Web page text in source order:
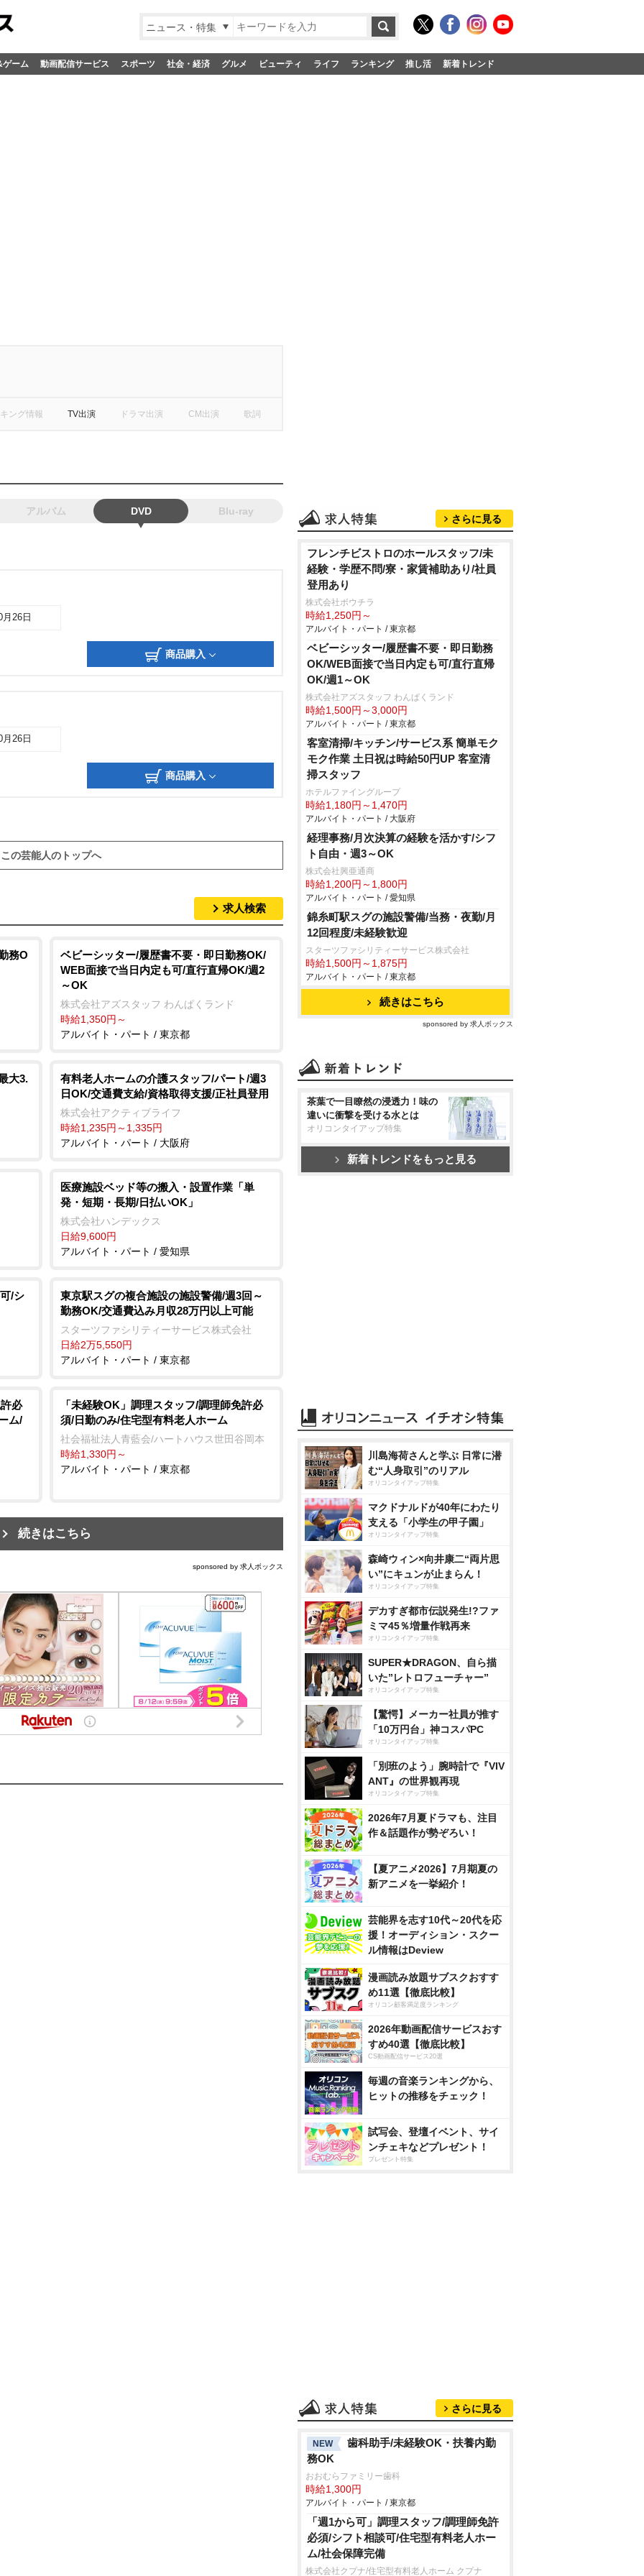
ニュース・特集
ゲーム 動画配信サービス スポーツ 社会・経済 グルメ ビューティ ライフ ランキング 推し活 新着トレンド
ング情報 TV出演 ドラマ出演 CM出演 歌詞
アルバム DVD Blu-ray
26日
商品購入
26日
商品購入
この芸能人のトップへ
求人検索
務O
ベビーシッター/履歴書不要・即日勤務OK/
WEB面接で当日内定も可/直行直帰OK/週2
～OK
株式会社アズスタッフ わんぱくランド
時給1,350円～
アルバイト・パート / 東京都
大3.
有料老人ホームの介護スタッフ/パート/週3
日OK/交通費支給/資格取得支援/正社員登用
株式会社アクティブライフ
時給1,235円～1,335円
アルバイト・パート / 大阪府
医療施設ベッド等の搬入・設置作業「単
発・短期・長期/日払いOK」
株式会社ハンデックス
日給9,600円
アルバイト・パート / 愛知県
/シ
東京駅スグの複合施設の施設警備/週3回～
勤務OK/交通費込み月収28万円以上可能
スターツファシリティーサービス株式会社
日給2万5,550円
アルバイト・パート / 東京都
必
ム/
「未経験OK」調理スタッフ/調理師免許必
須/日勤のみ/住宅型有料老人ホーム
社会福祉法人青藍会/ハートハウス世田谷岡本
時給1,330円～
アルバイト・パート / 東京都
続きはこちら
sponsored by 求人ボックス
さらに見る
フレンチビストロのホールスタッフ/未
経験・学歴不問/寮・家賃補助あり/社員
登用あり
株式会社ボウチラ
時給1,250円～
アルバイト・パート / 東京都
ベビーシッター/履歴書不要・即日勤務
OK/WEB面接で当日内定も可/直行直帰
OK/週1～OK
株式会社アズスタッフ わんぱくランド
時給1,500円～3,000円
アルバイト・パート / 東京都
客室清掃/キッチン/サービス系 簡単モク
モク作業 土日祝は時給50円UP 客室清
掃スタッフ
ホテルファイングループ
時給1,180円～1,470円
アルバイト・パート / 大阪府
経理事務/月次決算の経験を活かす/シフ
ト自由・週3～OK
株式会社興亜通商
時給1,200円～1,800円
アルバイト・パート / 愛知県
錦糸町駅スグの施設警備/当務・夜勤/月
12回程度/未経験歓迎
スターツファシリティーサービス株式会社
時給1,500円～1,875円
アルバイト・パート / 東京都
続きはこちら
sponsored by 求人ボックス
茶葉で一目瞭然の浸透力！味の
違いに衝撃を受ける水とは
オリコンタイアップ特集
新着トレンドをもっと見る
川島海荷さんと学ぶ 日常に潜
む“人身取引”のリアル
オリコンタイアップ特集
マクドナルドが40年にわたり
支える「小学生の甲子園」
オリコンタイアップ特集
森崎ウィン×向井康二“両片思
い”にキュンが止まらん！
オリコンタイアップ特集
デカすぎ都市伝説発生!?ファ
ミマ45％増量作戦再来
オリコンタイアップ特集
SUPER★DRAGON、自ら描
いた”レトロフューチャー”
オリコンタイアップ特集
【驚愕】メーカー社員が推す
「10万円台」神コスパPC
オリコンタイアップ特集
「別班のよう」腕時計で『VIV
ANT』の世界観再現
オリコンタイアップ特集
2026年7月夏ドラマも、注目
作＆話題作が勢ぞろい！
【夏アニメ2026】7月期夏の
新アニメを一挙紹介！
芸能界を志す10代～20代を応
援！オーディション・スクー
ル情報はDeview
漫画読み放題サブスクおすす
め11選【徹底比較】
オリコン顧客満足度ランキング
2026年動画配信サービスおす
すめ40選【徹底比較】
CS動画配信サービス20選
毎週の音楽ランキングから、
ヒットの推移をチェック！
試写会、登壇イベント、サイ
ンチェキなどプレゼント！
プレゼント特集
さらに見る
NEW
歯科助手/未経験OK・扶養内勤
務OK
おおむらファミリー歯科
時給1,300円
アルバイト・パート / 東京都
「週1から可」調理スタッフ/調理師免許
必須/シフト相談可/住宅型有料老人ホー
ム/社会保障完備
株式会社クプナ/住宅型有料老人ホーム クプナ